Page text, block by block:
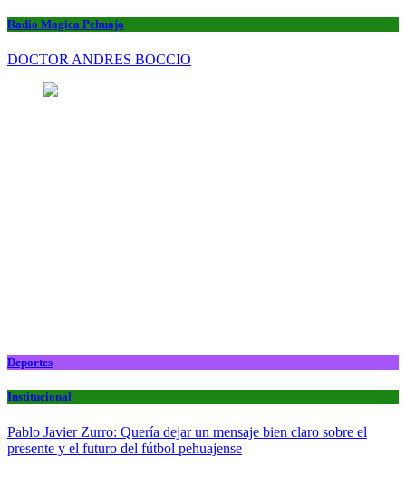
Radio Magica Pehuajo
DOCTOR ANDRES BOCCIO
Deportes
Institucional
Pablo Javier Zurro: Quería dejar un mensaje bien claro sobre el
presente y el futuro del fútbol pehuajense